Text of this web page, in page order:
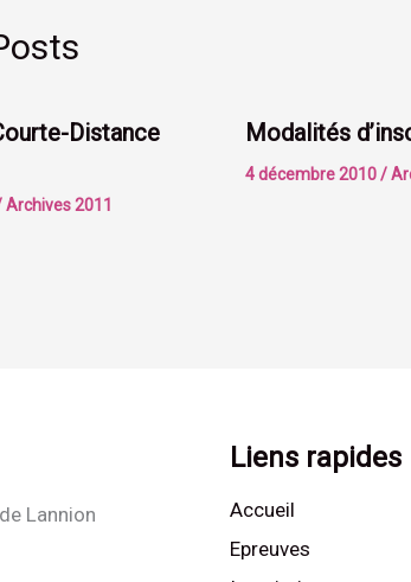
Distance
Archives 2011
Modalités
4 décembre 2010/
Lannion
Liens rapides
Accueil
Epreuves